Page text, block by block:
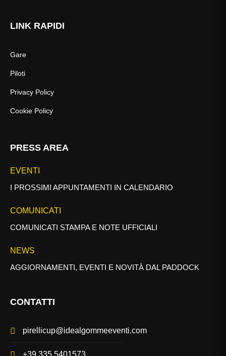
LINK RAPIDI
Gare
Piloti
Privacy Policy
Cookie Policy
PRESS AREA
EVENTI
I PROSSIMI APPUNTAMENTI IN CALENDARIO
COMUNICATI
COMUNICATI STAMPA E NOTE UFFICIALI
NEWS
AGGIORNAMENTI, EVENTI E NOVITÀ DAL PADDOCK
CONTATTI
pirellicup@idealgommeeventi.com
+39 335 5401573